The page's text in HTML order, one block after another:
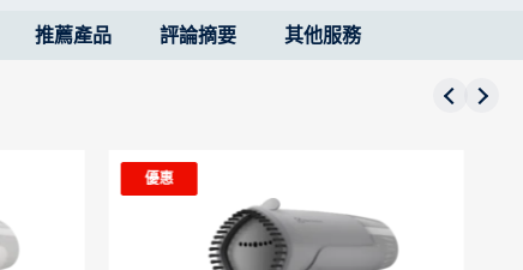
推薦產品 評論摘要 其他服務
優惠